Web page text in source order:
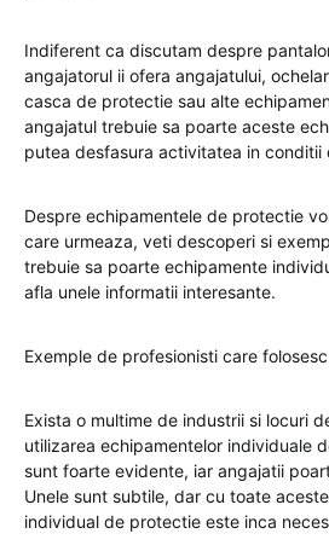
Indiferent ca discutam despre
angajatorul ii ofera angajatului,
casca de protectie sau alte
angajatul trebuie sa poarte aceste
putea desfasura activitatea in conditii
Despre echipamentele de protectie
care urmeaza, veti descoperi si
trebuie sa poarte echipamente
afla unele informatii interesante.
Exemple de profesionisti care folosesc
Exista o multime de industrii si locuri
utilizarea echipamentelor individuale
sunt foarte evidente, iar angajatii
Unele sunt subtile, dar cu toate
individual de protectie este inca